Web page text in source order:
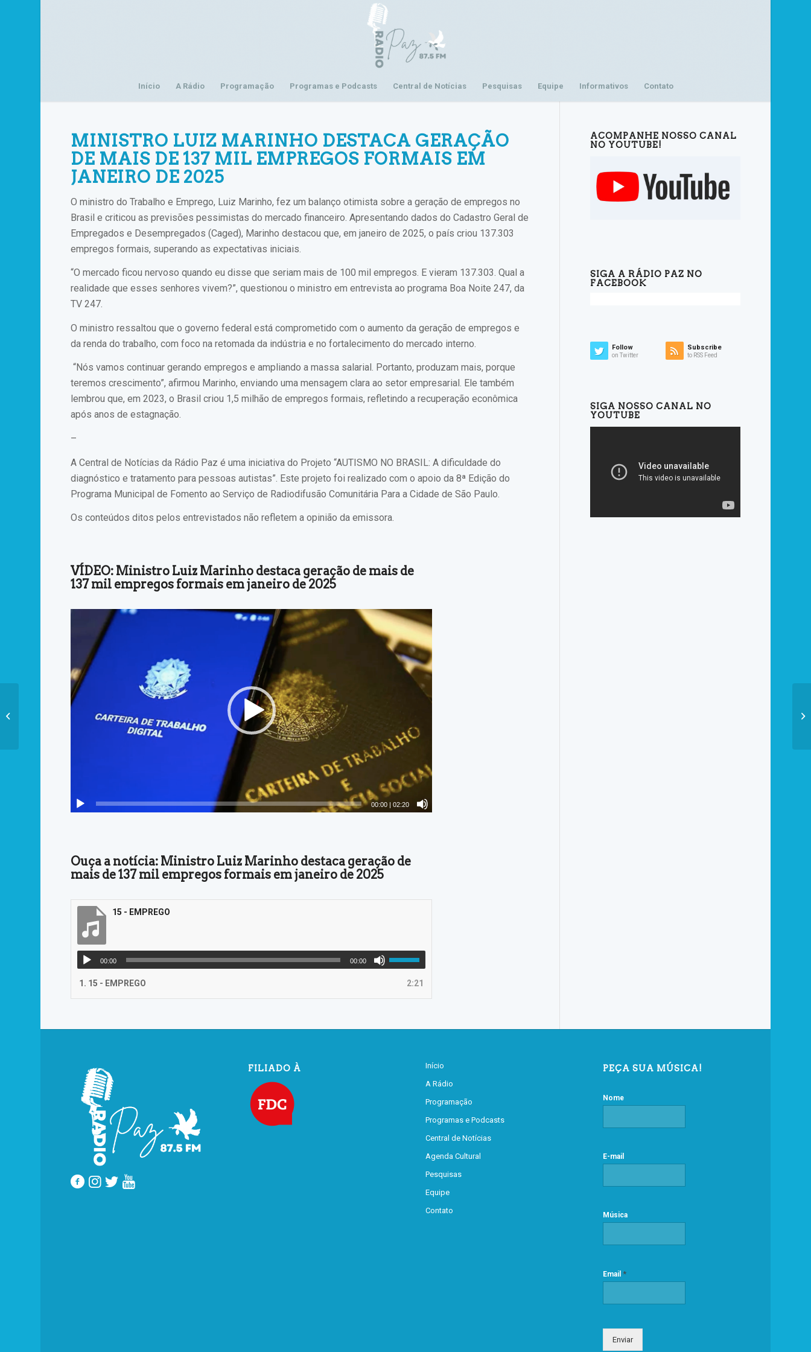
Início A Rádio Programação Programas e Podcasts Central de Notícias Pesquisas Equipe Informativos Contato
MINISTRO LUIZ MARINHO DESTACA GERAÇÃO
DE MAIS DE 137 MIL EMPREGOS FORMAIS EM
JANEIRO DE 2025
O ministro do Trabalho e Emprego, Luiz Marinho, fez um balanço otimista sobre a geração de empregos no
Brasil e criticou as previsões pessimistas do mercado financeiro. Apresentando dados do Cadastro Geral de
Empregados e Desempregados (Caged), Marinho destacou que, em janeiro de 2025, o país criou 137.303
empregos formais, superando as expectativas iniciais.
“O mercado ficou nervoso quando eu disse que seriam mais de 100 mil empregos. E vieram 137.303. Qual a
realidade que esses senhores vivem?”, questionou o ministro em entrevista ao programa Boa Noite 247, da
TV 247.
O ministro ressaltou que o governo federal está comprometido com o aumento da geração de empregos e
da renda do trabalho, com foco na retomada da indústria e no fortalecimento do mercado interno.
“Nós vamos continuar gerando empregos e ampliando a massa salarial. Portanto, produzam mais, porque
teremos crescimento”, afirmou Marinho, enviando uma mensagem clara ao setor empresarial. Ele também
lembrou que, em 2023, o Brasil criou 1,5 milhão de empregos formais, refletindo a recuperação econômica
após anos de estagnação.
–
A Central de Notícias da Rádio Paz é uma iniciativa do Projeto “AUTISMO NO BRASIL: A dificuldade do
diagnóstico e tratamento para pessoas autistas”. Este projeto foi realizado com o apoio da 8ª Edição do
Programa Municipal de Fomento ao Serviço de Radiodifusão Comunitária Para a Cidade de São Paulo.
Os conteúdos ditos pelos entrevistados não refletem a opinião da emissora.
VÍDEO: Ministro Luiz Marinho destaca geração de mais de
137 mil empregos formais em janeiro de 2025
00:00 |02:20
Ouça a notícia: Ministro Luiz Marinho destaca geração de
mais de 137 mil empregos formais em janeiro de 2025
15 - EMPREGO
00:00 00:00
1. 15 - EMPREGO 2:21
ACOMPANHE NOSSO CANAL
NO YOUTUBE!
SIGA A RÁDIO PAZ NO
FACEBOOK
Follow
on Twitter
Subscribe
to RSS Feed
SIGA NOSSO CANAL NO
YOUTUBE
FILIADO À
Início
A Rádio
Programação
Programas e Podcasts
Central de Notícias
Agenda Cultural
Pesquisas
Equipe
Contato
PEÇA SUA MÚSICA!
Nome
E-mail
Música
Email *
Enviar
Primeira vacina 100% nacional e de
dose única contra a dengue